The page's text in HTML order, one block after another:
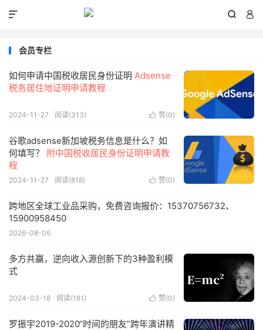
 

会员专栏
如何申请中国税收居民身份证明 Adsense
税务居住地证明申请教程
 赞(0)
2024-11-27 阅读(313)
谷歌adsense新加坡税务信息是什么？如
何填写？ 附中国税收居民身份证明申请教
程
 赞(0)
2024-11-27 阅读(818)
跨地区全球工业品采购，免费咨询报价：15370756732、
15900958450
2026-08-06
多方共赢，逆向收入源创新下的3种盈利模
式
 赞(0)
2024-03-18 阅读(181 )
罗振宇2019-2020“时间的朋友”跨年演讲精